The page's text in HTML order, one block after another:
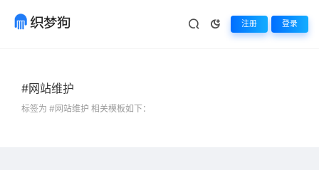
注册 登录
#网站维护
标签为 #网站维护 相关模板如下：